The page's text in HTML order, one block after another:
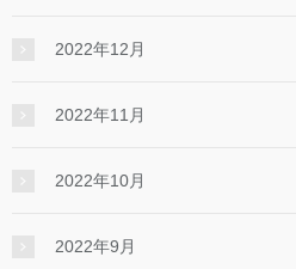
2022年12月
2022年11月
2022年10月
2022年9月